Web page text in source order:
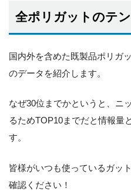
全ポリガットのテ
国内外を含めた既製品ポリガ
のデータを紹介します。
なぜ30位までかというと、ニ
るためTOP10までだと情報量
す。
皆様がいつも使っているガッ
確認ください！